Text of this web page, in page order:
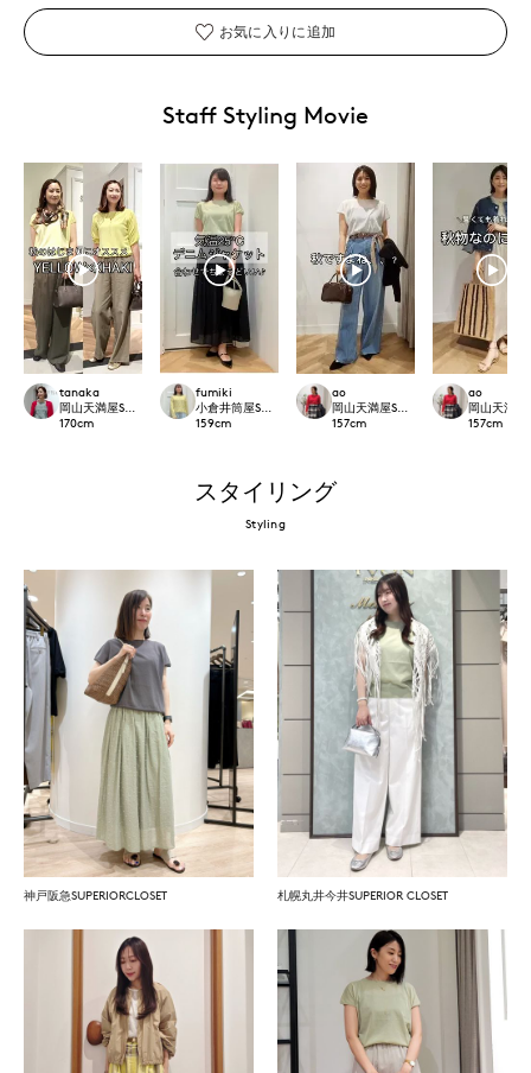
お気に入りに追加
Staff Styling Movie
tanaka
岡山天満屋SUPERIORCLOSET
170cm
fumiki
小倉井筒屋SUPERIOR CLOSET
159cm
ao
岡山天満屋SUPERIORCLOSET
157cm
ao
岡山天満屋
157cm
スタイリング
Styling
神戸阪急SUPERIORCLOSET 札幌丸井今井SUPERIOR CLOSET